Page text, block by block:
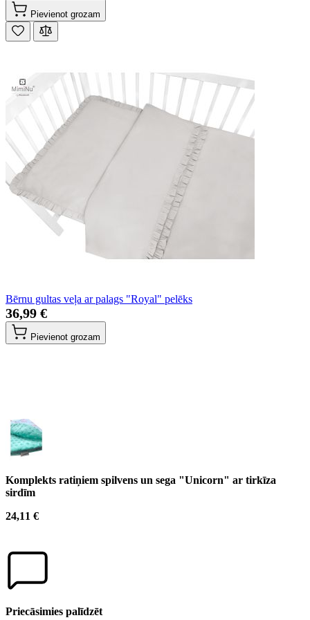
Pievienot grozam
Bērnu gultas veļa ar palags "Royal" pelēks
36,99 €
Pievienot grozam
Komplekts ratiņiem spilvens un sega "Unicorn" ar tirkīza
sirdīm
24,11 €
Priecāsimies palīdzēt